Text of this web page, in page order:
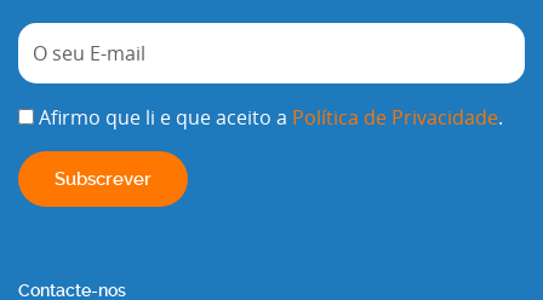
Afirmo que li e que aceito a Política de Privacidade.
Contacte-nos